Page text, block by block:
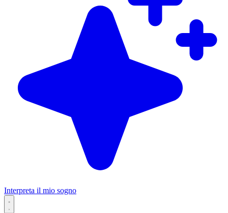
Interpreta il mio sogno